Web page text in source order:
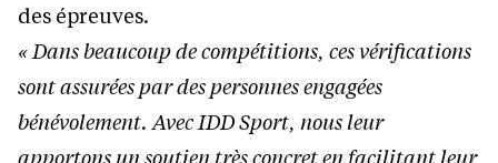
des épreuves.
« Dans beaucoup de compétitions, ces vérifications
sont assurées par des personnes engagées
bénévolement. Avec IDD Sport, nous leur
apportons un soutien très concret en facilitant leur